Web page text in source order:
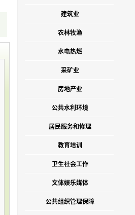
建筑业
农林牧渔
水电热燃
采矿业
房地产业
公共水利环境
居民服务和修理
教育培训
卫生社会工作
文体娱乐媒体
公共组织管理保障